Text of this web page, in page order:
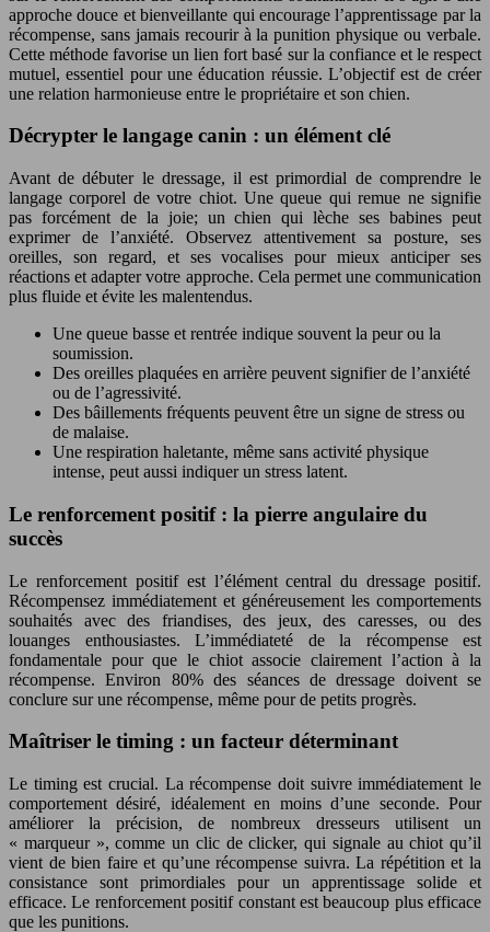
approche douce et bienveillante qui encourage l’apprentissage par la
récompense, sans jamais recourir à la punition physique ou verbale.
Cette méthode favorise un lien fort basé sur la confiance et le respect
mutuel, essentiel pour une éducation réussie. L’objectif est de créer
une relation harmonieuse entre le propriétaire et son chien.
Décrypter le langage canin : un élément clé
Avant de débuter le dressage, il est primordial de comprendre le
langage corporel de votre chiot. Une queue qui remue ne signifie
pas forcément de la joie; un chien qui lèche ses babines peut
exprimer de l’anxiété. Observez attentivement sa posture, ses
oreilles, son regard, et ses vocalises pour mieux anticiper ses
réactions et adapter votre approche. Cela permet une communication
plus fluide et évite les malentendus.
Une queue basse et rentrée indique souvent la peur ou la
soumission.
Des oreilles plaquées en arrière peuvent signifier de l’anxiété
ou de l’agressivité.
Des bâillements fréquents peuvent être un signe de stress ou
de malaise.
Une respiration haletante, même sans activité physique
intense, peut aussi indiquer un stress latent.
Le renforcement positif : la pierre angulaire du
succès
Le renforcement positif est l’élément central du dressage positif.
Récompensez immédiatement et généreusement les comportements
souhaités avec des friandises, des jeux, des caresses, ou des
louanges enthousiastes. L’immédiateté de la récompense est
fondamentale pour que le chiot associe clairement l’action à la
récompense. Environ 80% des séances de dressage doivent se
conclure sur une récompense, même pour de petits progrès.
Maîtriser le timing : un facteur déterminant
Le timing est crucial. La récompense doit suivre immédiatement le
comportement désiré, idéalement en moins d’une seconde. Pour
améliorer la précision, de nombreux dresseurs utilisent un
« marqueur », comme un clic de clicker, qui signale au chiot qu’il
vient de bien faire et qu’une récompense suivra. La répétition et la
consistance sont primordiales pour un apprentissage solide et
efficace. Le renforcement positif constant est beaucoup plus efficace
que les punitions.